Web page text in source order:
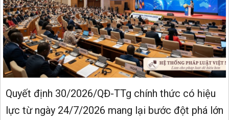
Quyết định 30/2026/QĐ-TTg chính thức có hiệu
lực từ ngày 24/7/2026 mang lại bước đột phá lớn